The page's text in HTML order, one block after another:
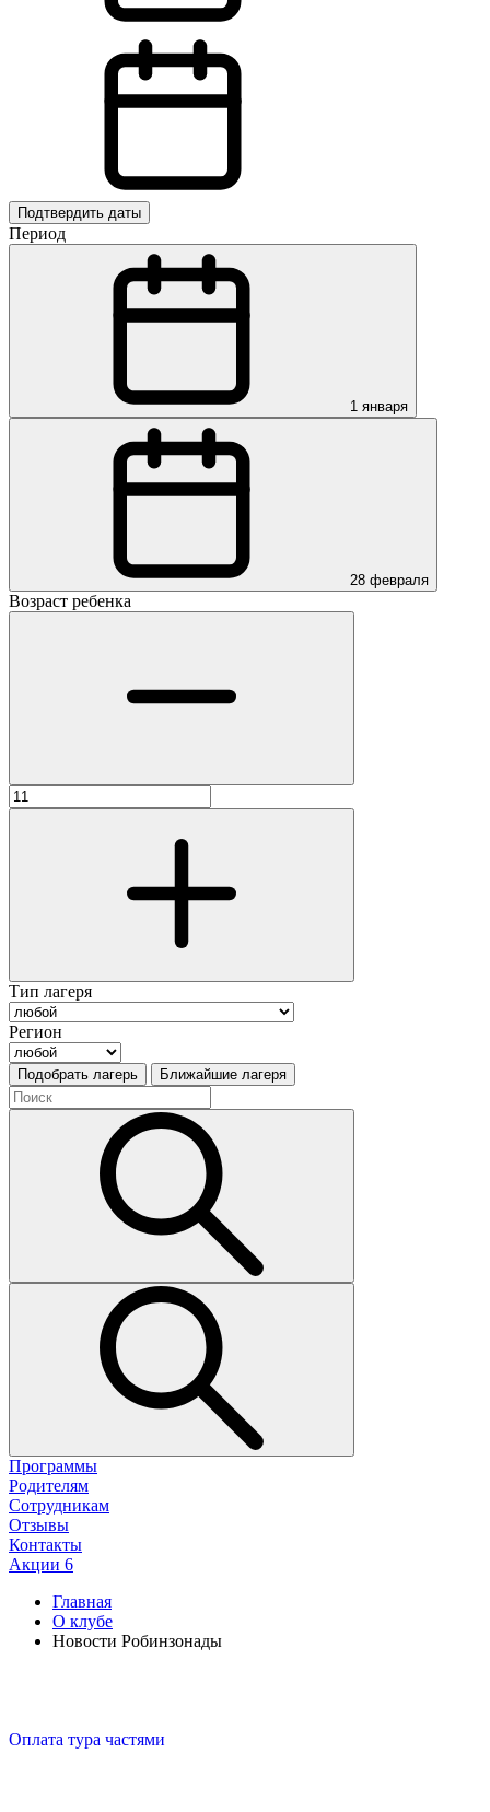
Подтвердить даты
Период
1 января
28 февраля
Возраст ребенка
Тип лагеря
Регион
Подобрать лагерь Ближайшие лагеря
Программы
Родителям
Сотрудникам
Отзывы
Контакты
Акции 6
Главная
О клубе
Новости Робинзонады
Оплата тура частями